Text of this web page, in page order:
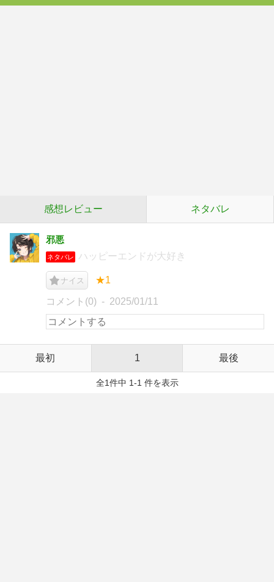
感想レビュー ネタバレ
邪悪
ネタバレ ハッピーエンドが大好き
ナイス ★1
コメント(0) 2025/01/11
最初 1 最後
全1件中 1-1 件を表示